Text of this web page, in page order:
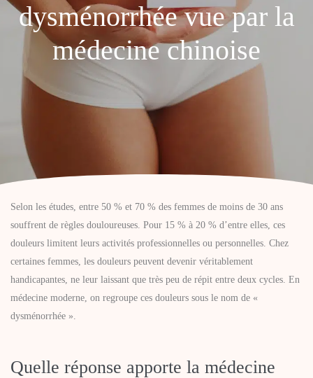
dysménorrhée vue par la
médecine chinoise
Selon les études, entre 50 % et 70 % des femmes de moins de 30 ans
souffrent de règles douloureuses. Pour 15 % à 20 % d’entre elles, ces
douleurs limitent leurs activités professionnelles ou personnelles. Chez
certaines femmes, les douleurs peuvent devenir véritablement
handicapantes, ne leur laissant que très peu de répit entre deux cycles. En
médecine moderne, on regroupe ces douleurs sous le nom de «
dysménorrhée ».
Quelle réponse apporte la médecine